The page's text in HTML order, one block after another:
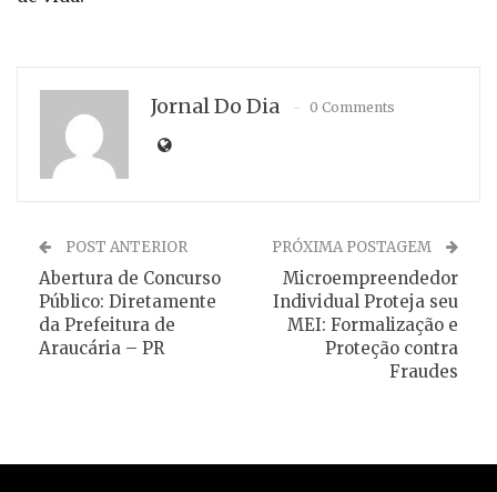
Jornal Do Dia 0 Comments
POST ANTERIOR
Abertura de Concurso
Público: Diretamente
da Prefeitura de
Araucária – PR
PRÓXIMA POSTAGEM
Microempreendedor
Individual Proteja seu
MEI: Formalização e
Proteção contra
Fraudes